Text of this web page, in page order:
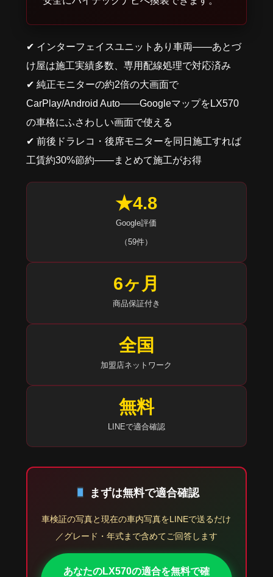
✔ インターフェイスユニットあり車両——あとづ
け屋は施工実績多数、専用配線処理で対応済み
✔ 純正モニターの約2倍の大画面で
CarPlay/Android Auto——GoogleマップをLX570
の車格にふさわしい画面で使える
✔ 前後ドラレコ・後席モニターを同日施工すれば
工賃約30%節約——まとめて施工がお得
★4.8
Google評価
（59件）
6ヶ月
商品保証付き
全国
加盟店ネットワーク
無料
LINEで適合確認
まずは無料で適合確認
車検証の写真と現在の車内写真をLINEで送るだけ
／グレード・年式まで含めてご回答します
あなたのLX570の適合を無料で確